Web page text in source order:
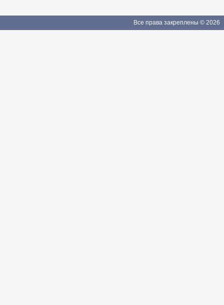
Все права закреплены © 2026